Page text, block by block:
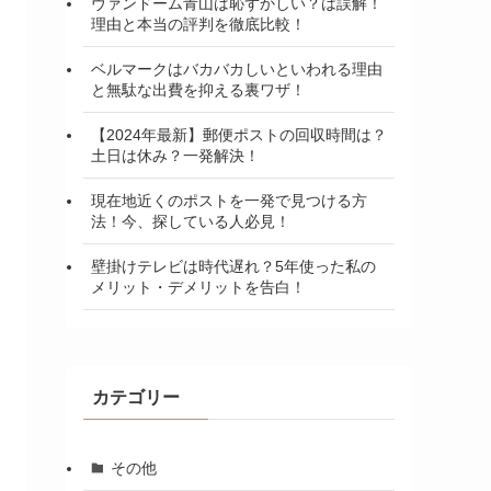
理由と本当の評判を徹底比較！
ベルマークはバカバカしいといわれる理由
と無駄な出費を抑える裏ワザ！
【2024年最新】郵便ポストの回収時間は？
土日は休み？一発解決！
現在地近くのポストを一発で見つける方
法！今、探している人必見！
壁掛けテレビは時代遅れ？5年使った私の
メリット・デメリットを告白！
カテゴリー
その他